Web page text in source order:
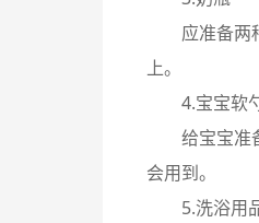
应准备两
上。
4.宝宝软
给宝宝准
会用到。
5.洗浴用